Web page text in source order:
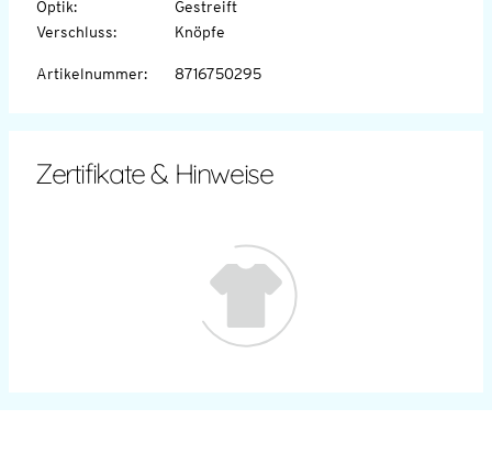
Optik:
Gestreift
Verschluss: Knöpfe
Artikelnummer: 8716750295
Zertifikate & Hinweise